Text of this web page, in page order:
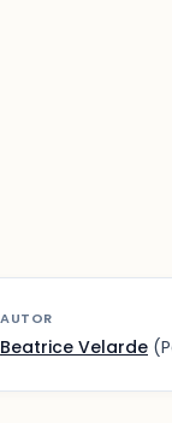
AUTOR
Beatrice Velarde